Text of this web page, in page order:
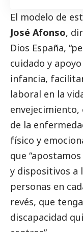
El modelo de
José Afonso,
Dios España,
cuidado y
infancia,
laboral en la
de la
físico y
que
y dispositivos a
personas en
revés, que
discapacidad